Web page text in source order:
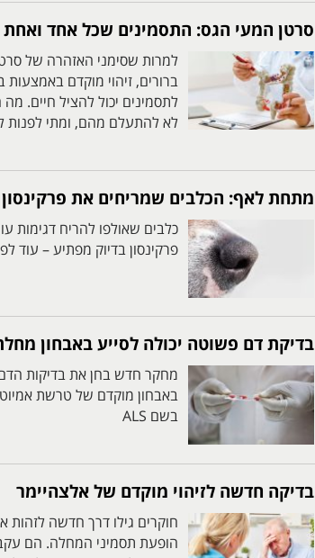
סרטן המעי הגס: התסמינים שכל אחד ואחת
למרות שסימני האזהרה של
ברורים, זיהוי מוקדם
לתסמינים יכול להציל חיים.
לא להתעלם מהם, ומתי לפנות
מתחת לאף: הכלבים שמריחים את פרקינסון
כלבים שאולפו להריח דגימות
פרקינסון בדיוק מפתיע – עוד
בדיקת דם פשוטה יכולה לסייע באבחון מחלת
מחקר חדש בחן את בדיקות הדם
באבחון מוקדם של טרשת
בשם ALS
בדיקה חדשה לזיהוי מוקדם של אלצהיימר
חוקרים גילו דרך חדשה לזהות
הופעת תסמיני המחלה. הם